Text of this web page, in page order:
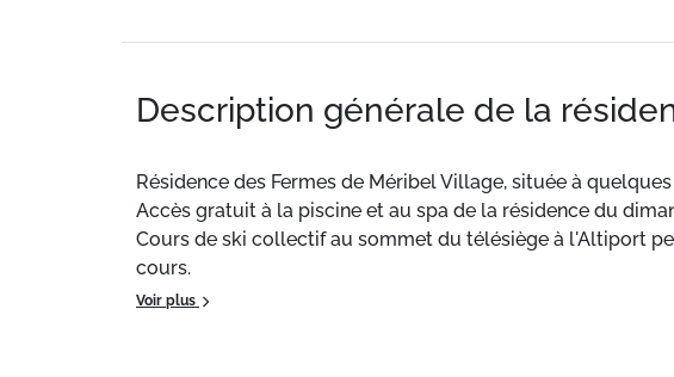
Description générale de la
Résidence des Fermes de Méribel Village, située à
Accès gratuit à la piscine et au spa de la résidence du
Cours de ski collectif au sommet du télésiège à l'Altiport
cours.
Garage inclus dans la location.
Voir plus